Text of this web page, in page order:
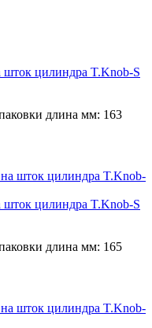
цилиндра T.Knob-S
длина мм: 163
цилиндра T.Knob-S
длина мм: 165